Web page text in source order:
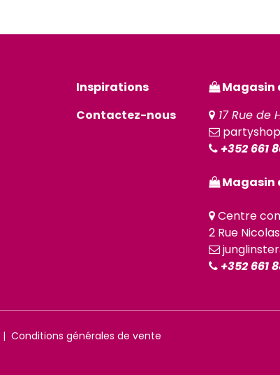
Inspirations
Contactez-nous
Magasin
17 Rue de
+352 661
Magasin
Centre
2 Rue
+352 661
| Conditions générales de vente